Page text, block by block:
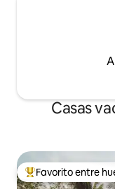
Casas
Favorito entre
Favorito entre